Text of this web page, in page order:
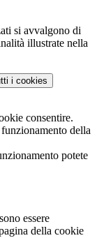
si avvalgono di
illustrate nella
i cookies
consentire.
della
potete
essere
della cookie